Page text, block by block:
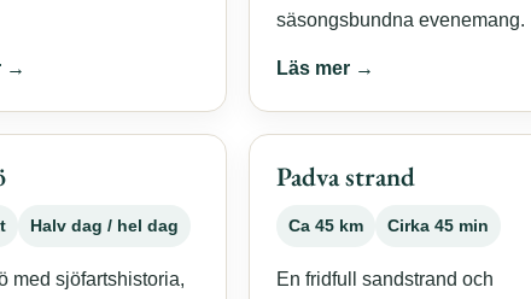
→
säsongsbundna evenemang.
Läs mer →
Halv dag / hel dag
med sjöfartshistoria,
Padva strand
Ca 45 km Cirka 45 min
En fridfull sandstrand och